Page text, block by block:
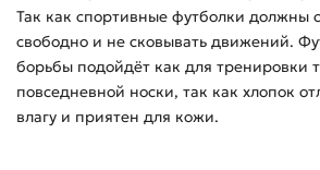
Так как спортивные футболки должны
свободно и не сковывать движений.
борьбы подойдёт как для тренировки
повседневной носки, так как хлопок
влагу и приятен для кожи.